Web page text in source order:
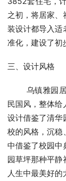
二、项目历程
2012年8月取
付、颐乐学院开
之初，将居家、
装设计都导入
准化，建设了初
三、设计风格
乌镇雅园居住
民国风，整体
设计借鉴了清华